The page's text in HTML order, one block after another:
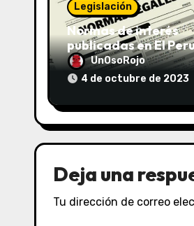
Legislación
Normas de interés
publicadas en El
el 04/10/2023
UnOsoRojo
4 de octubre de 2023
Deja una
Tu dirección de correo